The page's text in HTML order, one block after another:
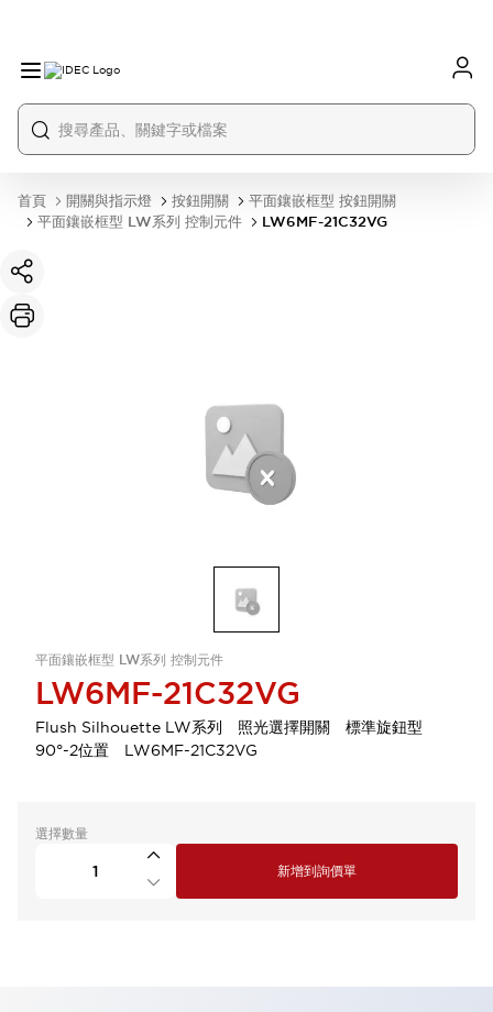
首頁 開關與指示燈 按鈕開關
平面鑲嵌框型 按鈕開關
平面鑲嵌框型 LW系列 控制元件
LW6MF-21C32VG
平面鑲嵌框型 LW系列 控制元件
LW6MF-21C32VG
Flush Silhouette LW系列 照光選擇開關 標準旋鈕型
90°-2位置 LW6MF-21C32VG
選擇數量
新增到詢價單